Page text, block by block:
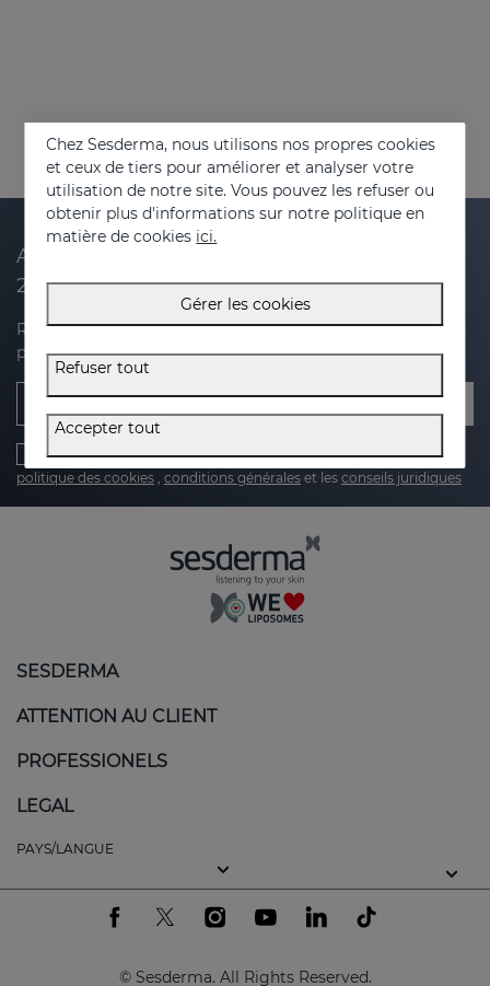
Abonnez-vous à notre newsletter et recevez
20 % de réduction sur votre prochain achat
Recevez des nouvelles, des offres exclusives et des conseils
pour prendre soin de votre peau.
J'ai lu et j'accepte lepolitique de protection de la vie privée,
politique des cookies conditions générales et les conseils juridiques
SESDERMA
ATTENTION AU CLIENT
PROFESSIONELS
LEGAL
PAYS/LANGUE
© Sesderma. All Rights Reserved.
Chez Sesderma, nous utilisons nos propres cookies
et ceux de tiers pour améliorer et analyser votre
utilisation de notre site. Vous pouvez les refuser ou
obtenir plus d'informations sur notre politique en
matière de cookies ici.
Gérer les cookies
Refuser tout
Accepter tout